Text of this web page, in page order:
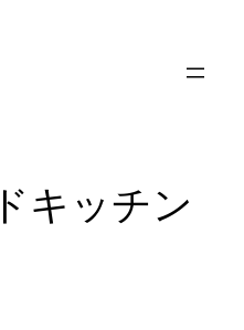
キッチン